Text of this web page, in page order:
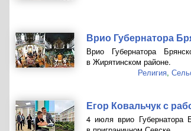
Врио Губернатора
Врио Губернатора
в Жирятинском районе.
Религия,
Егор Ковальчук с
4 июля врио Губернатора